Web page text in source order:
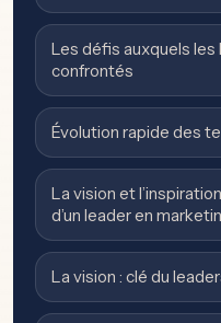
Les défis auxquels
confrontés
Évolution rapide des
La vision et
d’un leader en
La vision : clé du